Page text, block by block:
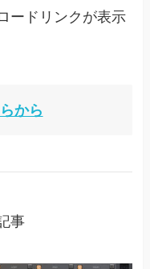
ードリンクが表示
から
事